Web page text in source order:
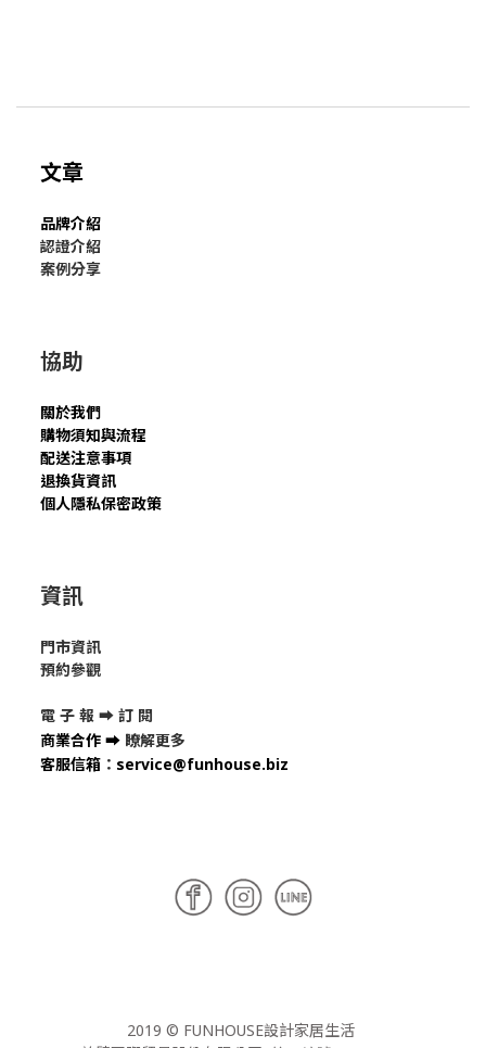
文章
品牌介紹
認證介紹
案例分享
協助
關於我們
購物須知與流程
配送注意事項
退換貨資訊
個人隱私保密政策
資訊
門市資訊
預約參觀
電 子 報 ➡ 訂 閱
商業合作 ➡ 瞭解更多
客服信箱 ： service@funhouse.biz
2019 © FUNHOUSE設計家居生活